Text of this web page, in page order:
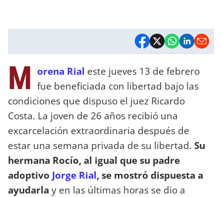
M orena Rial este jueves 13 de febrero
fue beneficiada con libertad bajo las
condiciones que dispuso el juez Ricardo
Costa. La joven de 26 años recibió una
excarcelación extraordinaria después de
estar una semana privada de su libertad. Su
hermana Rocío, al igual que su padre
adoptivo Jorge Rial, se mostró dispuesta a
ayudarla y en las últimas horas se dio a